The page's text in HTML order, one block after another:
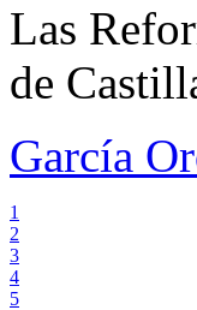
Las
de
García
1
2
3
4
5